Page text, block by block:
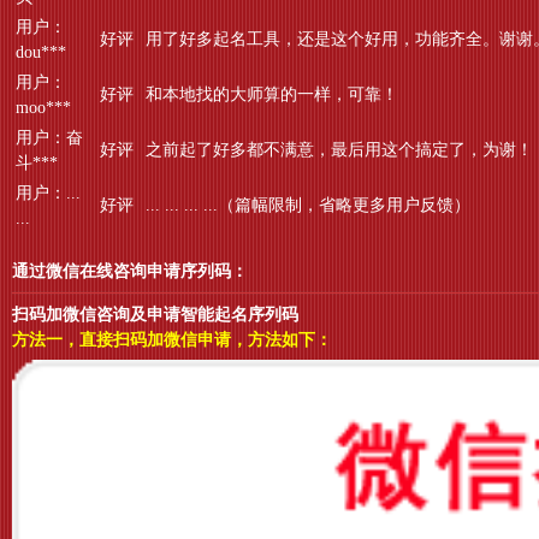
用户：
dou***
好评 用了好多起名工具，还是这个好用，功能齐全。谢谢
用户：
moo***
好评 和本地找的大师算的一样，可靠！
用户：奋
斗***
好评 之前起了好多都不满意，最后用这个搞定了，为谢！
用户：...
...
好评 ... ... ... ...（篇幅限制，省略更多用户反馈）
通过微信在线咨询申请序列码：
扫码加微信咨询及申请智能起名序列码
方法一，直接扫码加微信申请，方法如下：